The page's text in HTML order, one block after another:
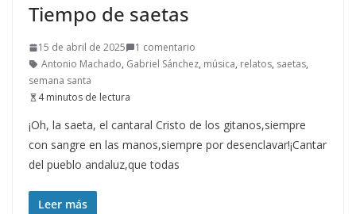
Tiempo de saetas
15 de abril de 2025
1 comentario
Antonio Machado, Gabriel Sánchez, música, relatos, saetas,
semana santa
4 minutos de lectura
¡Oh, la saeta, el cantaral Cristo de los gitanos,siempre
con sangre en las manos,siempre por desenclavar!¡Cantar
del pueblo andaluz,que todas
Leer más